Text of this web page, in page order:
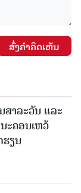
ສົ່ງຄໍາຄິດເຫັນ
າລະວັນ ແລະ
ະຄອນເຫວ້
ຽນ